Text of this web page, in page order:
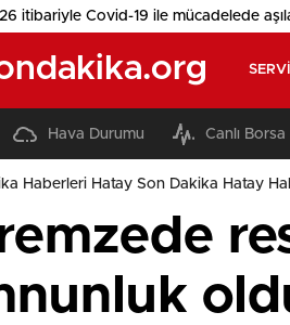
itibariyle Covid-19 ile mücadelede
Hava Durumu Canlı Borsa
Haberleri Hatay Son Dakika Hatay